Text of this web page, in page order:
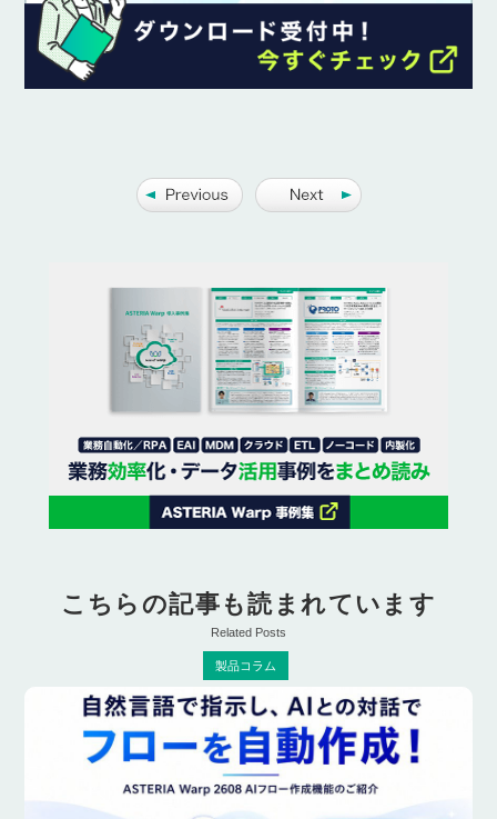
こちらの記事も読まれています
Related Posts
製品コラム